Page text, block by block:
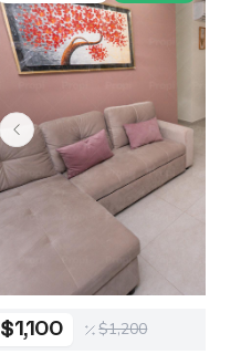
$1,100 $1,200